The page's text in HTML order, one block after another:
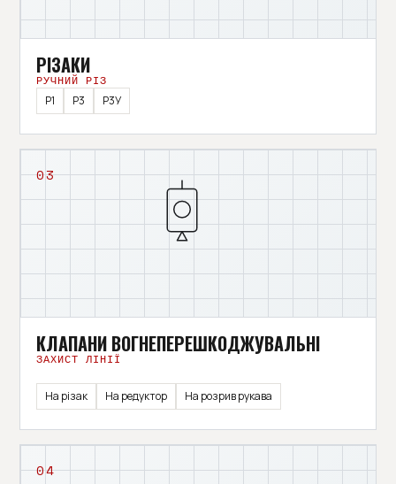
РІЗАКИ
РУЧНИЙ РІЗ
Р1
Р3 Р3У
03
КЛАПАНИ ВОГНЕПЕРЕШКОДЖУВАЛЬНІ
ЗАХИСТ ЛІНІЇ
На різак На редуктор На розрив рукава
04